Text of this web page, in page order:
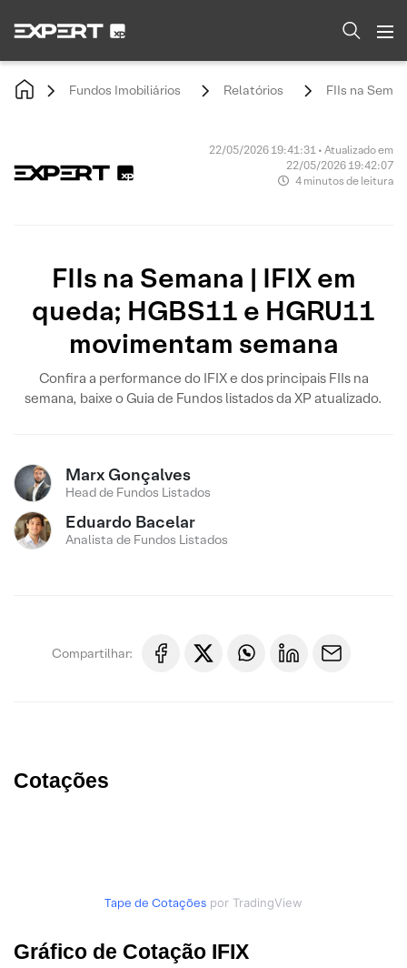
Fundos Imobiliários Relatórios FIIs na
22/05/2026 19:41:31 • Atualizado em
22/05/2026 19:42:07
4 minutos de leitura
FIIs na Semana | IFIX em
queda; HGBS11 e HGRU11
movimentam semana
Confira a performance do IFIX e dos principais FIIs na
semana, baixe o Guia de Fundos listados da XP atualizado.
Marx Gonçalves
Head de Fundos Listados
Eduardo Bacelar
Analista de Fundos Listados
Compartilhar:
Cotações
Tape de Cotações por TradingView
Gráfico de Cotação IFIX